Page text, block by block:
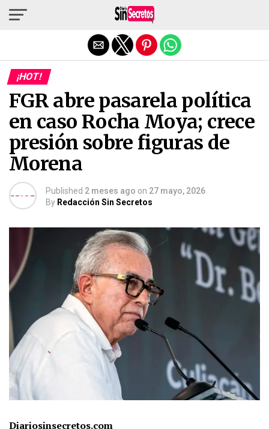
¡HOT!
FGR abre pasarela política
en caso Rocha Moya; crece
presión sobre figuras de
Morena
Published 2 meses ago on 27 mayo, 2026
By Redacción Sin Secretos
Diariosinsecretos.com
Salir de la versión móvil